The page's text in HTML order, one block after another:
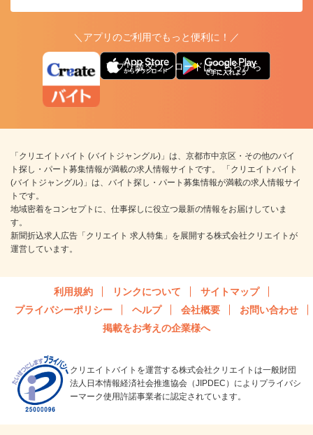
＼アプリのご利用でもっと便利に！／
アプリ版ダウンロードはこちらから
「クリエイトバイト (バイトジャングル)」は、京都市中京区・その他のバイ
ト探し・パート募集情報が満載の求人情報サイトです。 「クリエイトバイト
(バイトジャングル)」は、バイト探し・パート募集情報が満載の求人情報サイ
トです。
地域密着をコンセプトに、仕事探しに役立つ最新の情報をお届けしていま
す。
新聞折込求人広告「クリエイト 求人特集」を展開する株式会社クリエイトが
運営しています。
利用規約 リンクについて
サイトマップ
プライバシーポリシー
ヘルプ 会社概要
お問い合わせ
掲載をお考えの企業様へ
クリエイトバイトを運営する株式会社クリエイトは一般財団
法人日本情報経済社会推進協会（JIPDEC）によりプライバシ
ーマーク使用許諾事業者に認定されています。